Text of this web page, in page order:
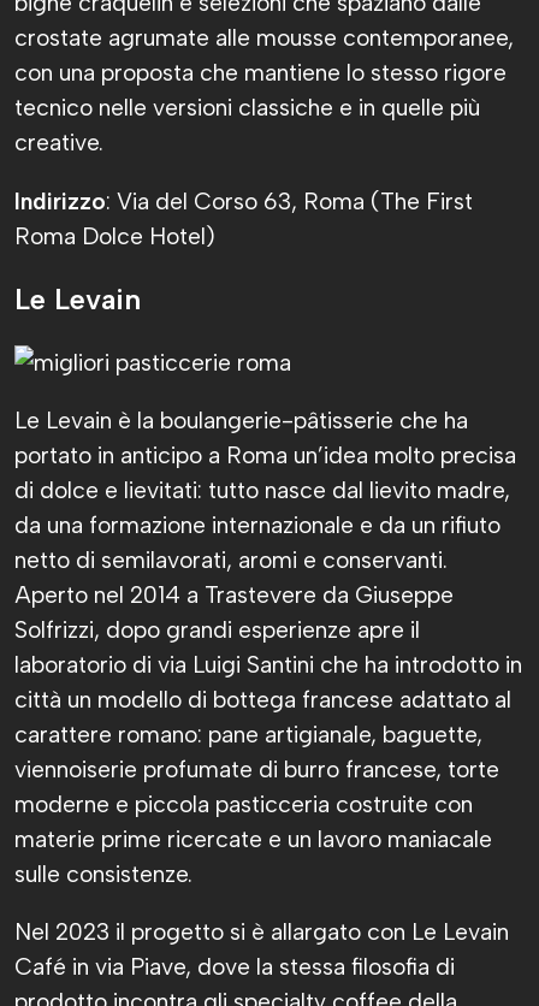
crostate agrumate alle mousse contemporanee,
con una proposta che mantiene lo stesso rigore
tecnico nelle versioni classiche e in quelle più
creative.
Indirizzo: Via del Corso 63, Roma (The First
Roma Dolce Hotel)
Le Levain
Le Levain è la boulangerie-pâtisserie che ha
portato in anticipo a Roma un’idea molto precisa
di dolce e lievitati: tutto nasce dal lievito madre,
da una formazione internazionale e da un rifiuto
netto di semilavorati, aromi e conservanti.
Aperto nel 2014 a Trastevere da Giuseppe
Solfrizzi, dopo grandi esperienze apre il
laboratorio di via Luigi Santini che ha introdotto in
città un modello di bottega francese adattato al
carattere romano: pane artigianale, baguette,
viennoiserie profumate di burro francese, torte
moderne e piccola pasticceria costruite con
materie prime ricercate e un lavoro maniacale
sulle consistenze.
Nel 2023 il progetto si è allargato con Le Levain
Café in via Piave, dove la stessa filosofia di